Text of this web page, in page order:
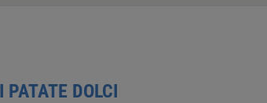
PATATE DOLCI